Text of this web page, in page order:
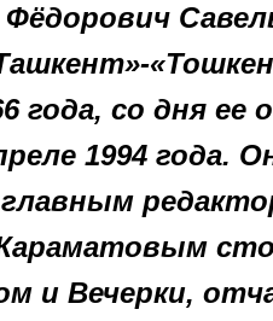
года, со дня ее
1994 года.
и Вечерки,